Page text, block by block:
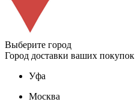
Выберите город
Город доставки ваших покупок
Уфа
Москва